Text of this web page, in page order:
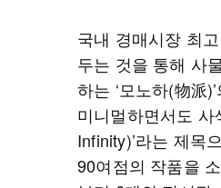
국내 경매시장 최
두는 것을 통해 사
하는 ‘모노하(物派
미니멀하면서도 사
Infinity)’라는 제목
90여점의 작품을